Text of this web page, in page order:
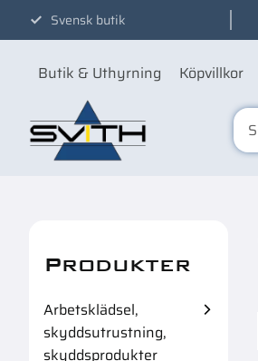
Svensk butik
Butik & Uthyrning Köpvillkor
Produkter
Arbetsklädsel,
skyddsutrustning,
skyddsprodukter